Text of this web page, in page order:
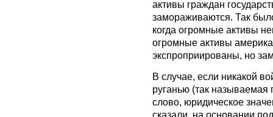
активы граждан
замораживаются. Так
когда огромные активы
огромные активы
экспроприированы, но
В случае, если никакой
руганью (так
слово, юридическое
сказали, на основании